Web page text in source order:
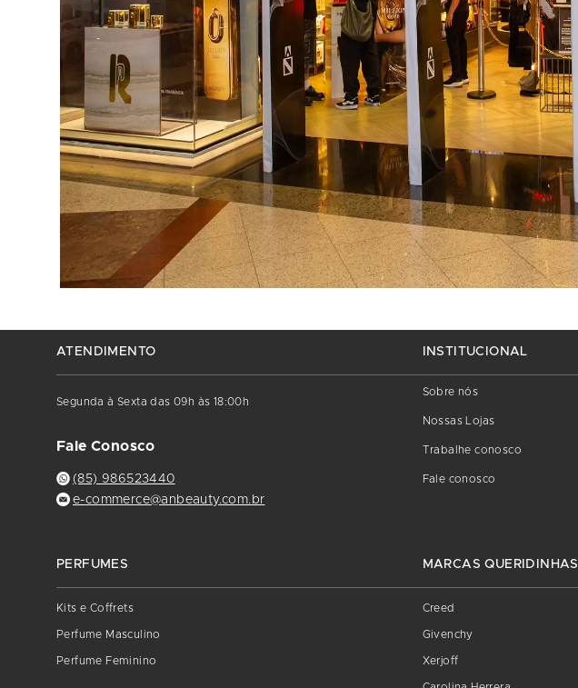
ATENDIMENTO
Segunda à Sexta das 09h às 18:00h
Fale Conosco
(85) 986523440
e-commerce@anbeauty.com.br
INSTITUCIONAL
Sobre nós
Nossas Lojas
Trabalhe conosco
Fale conosco
PERFUMES
Kits e Coffrets
Perfume Masculino
Perfume Feminino
MARCAS QUERIDINHAS
Creed
Givenchy
Xerjoff